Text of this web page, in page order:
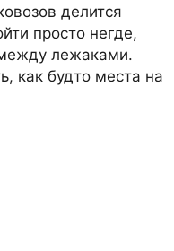
делится
просто негде,
между лежаками.
как будто места на